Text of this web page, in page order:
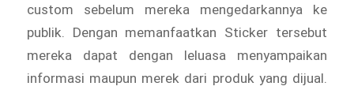
custom sebelum mereka mengedarkannya ke
publik. Dengan memanfaatkan Sticker tersebut
mereka dapat dengan leluasa menyampaikan
informasi maupun merek dari produk yang dijual.